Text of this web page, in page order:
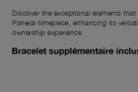
Discover the exceptional elements
Panerai timepiece, enhancing its
ownership experience.
Bracelet supplémentaire